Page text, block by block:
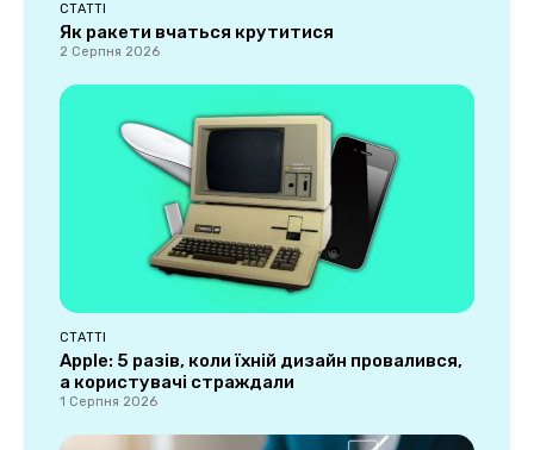
СТАТТІ
Як ракети вчаться крутитися
2 Серпня 2026
СТАТТІ
Apple: 5 разів, коли їхній дизайн провалився,
а користувачі страждали
1 Серпня 2026